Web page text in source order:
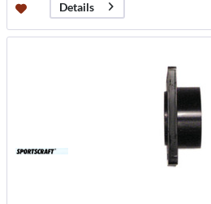
Details